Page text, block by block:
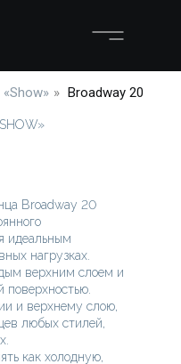
» Broadway 20
Broadway 20
идеальным
нагрузках.
верхним слоем и
поверхностью.
и верхнему слою,
любых стилей,
как холодную,